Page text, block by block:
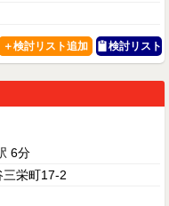
検討リスト
6分
三栄町17-2